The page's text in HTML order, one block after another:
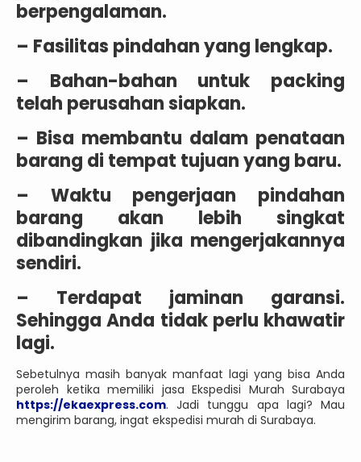
berpengalaman.
– Fasilitas pindahan yang lengkap.
– Bahan-bahan untuk packing
telah perusahan siapkan.
– Bisa membantu dalam penataan
barang di tempat tujuan yang baru.
– Waktu pengerjaan pindahan
barang akan lebih singkat
dibandingkan jika mengerjakannya
sendiri.
– Terdapat jaminan garansi.
Sehingga Anda tidak perlu khawatir
lagi.
Sebetulnya masih banyak manfaat lagi yang bisa Anda
peroleh ketika memiliki jasa Ekspedisi Murah Surabaya
https://ekaexpress.com. Jadi tunggu apa lagi? Mau
mengirim barang, ingat ekspedisi murah di Surabaya.